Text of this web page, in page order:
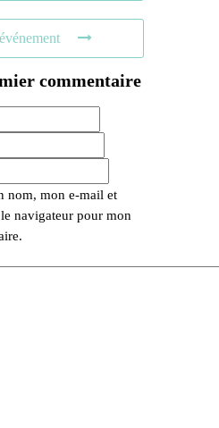
commentaire
nom, mon e-mail et
navigateur pour mon